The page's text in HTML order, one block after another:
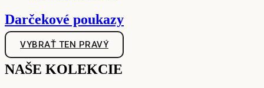
Darčekové poukazy
VYBRAŤ TEN PRAVÝ
NAŠE KOLEKCIE